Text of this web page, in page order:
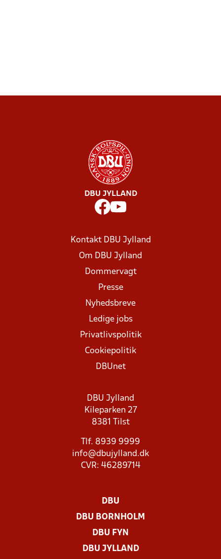
DBU JYLLAND
Kontakt DBU Jylland
Om DBU Jylland
Dommervagt
Presse
Nyhedsbreve
Ledige jobs
Privatlivspolitik
Cookiepolitik
DBUnet
DBU Jylland
Kileparken 27
8381 Tilst
Tlf. 8939 9999
info@dbujylland.dk
CVR: 46289714
DBU
DBU BORNHOLM
DBU FYN
DBU JYLLAND